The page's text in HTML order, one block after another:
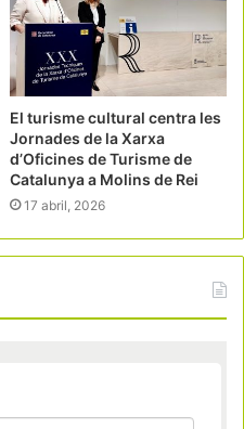
El turisme cultural centra les
Jornades de la Xarxa
d’Oficines de Turisme de
Catalunya a Molins de Rei
17 abril, 2026